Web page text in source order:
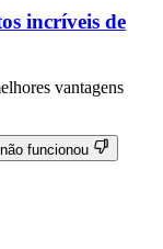
incríveis de
vantagens
funcionou